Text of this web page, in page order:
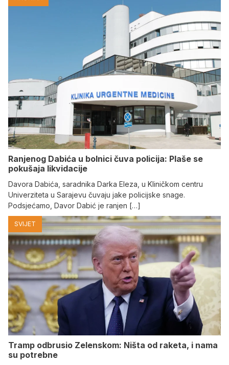
Ranjenog Dabića u bolnici čuva policija: Plaše se
pokušaja likvidacije
Davora Dabića, saradnika Darka Eleza, u Kliničkom centru
Univerziteta u Sarajevu čuvaju jake policijske snage.
Podsjećamo, Davor Dabić je ranjen […]
SVIJET
Tramp odbrusio Zelenskom: Ništa od raketa, i nama
su potrebne